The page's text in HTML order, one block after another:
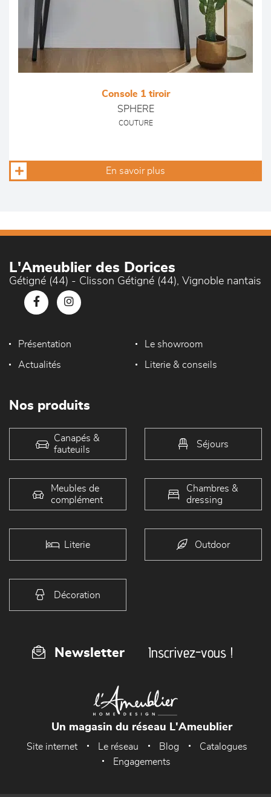
Console 1 tiroir
SPHERE
COUTURE
En savoir plus
L'Ameublier des Dorices
Gétigné (44) - Clisson Gétigné (44), Vignoble nantais
Présentation Le showroom
Actualités Literie & conseils
Nos produits
Canapés &
fauteuils
Séjours
Meubles de
complément
Chambres &
dressing
Literie Outdoor
Décoration
Newsletter Inscrivez-vous !
Un magasin du réseau L'Ameublier
Site internet Le réseau Blog
Catalogues
Engagements